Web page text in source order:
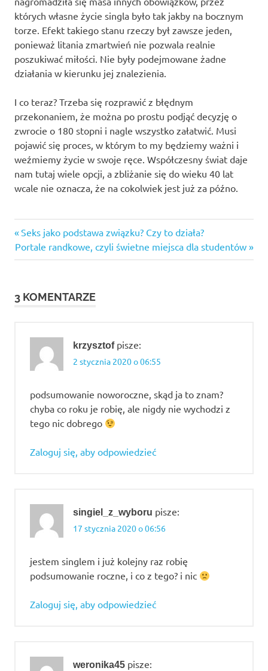
których własne życie singla było tak jakby na bocznym
torze. Efekt takiego stanu rzeczy był zawsze jeden,
ponieważ litania zmartwień nie pozwala realnie
poszukiwać miłości. Nie były podejmowane żadne
działania w kierunku jej znalezienia.
I co teraz? Trzeba się rozprawić z błędnym
przekonaniem, że można po prostu podjąć decyzję o
zwrocie o 180 stopni i nagle wszystko załatwić. Musi
pojawić się proces, w którym to my będziemy ważni i
weźmiemy życie w swoje ręce. Współczesny świat daje
nam tutaj wiele opcji, a zbliżanie się do wieku 40 lat
wcale nie oznacza, że na cokolwiek jest już za późno.
zysków i
strat
długoletni
miłość
podsumowania
naszego życia
miłości
singla
życie
uczuciowe
Nawigacja
wpisu
Previous
Post:
Seks jako podstawa związku? Czy to działa?
Next
Post:
Portale randkowe, czyli świetne miejsca dla studentów
3 KOMENTARZE
krzysztof pisze:
2 stycznia 2020 o 06:55
podsumowanie noworoczne, skąd ja to znam?
chyba co roku je robię, ale nigdy nie wychodzi z
tego nic dobrego
Zaloguj się, aby odpowiedzieć
singiel_z_wyboru pisze:
17 stycznia 2020 o 06:56
jestem singlem i już kolejny raz robię
podsumowanie roczne, i co z tego? i nic
Zaloguj się, aby odpowiedzieć
weronika45 pisze: